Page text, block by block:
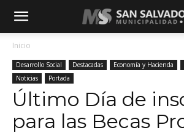
Inicio
Desarrollo Social Destacadas Economía y Hacienda
Noticias
Portada
Último Día de
para las Becas